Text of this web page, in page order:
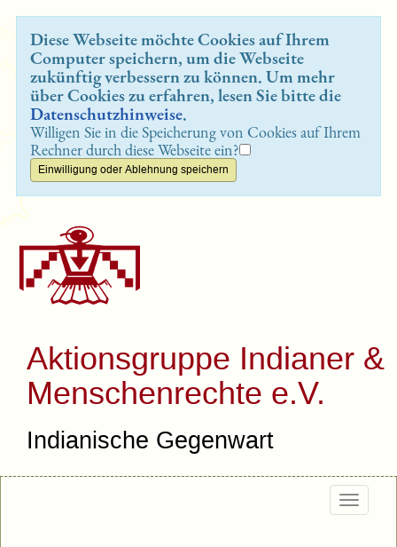
Diese Webseite möchte Cookies auf Ihrem
Computer speichern, um die Webseite
zukünftig verbessern zu können. Um mehr
über Cookies zu erfahren, lesen Sie bitte die
Datenschutzhinweise.
Willigen Sie in die Speicherung von Cookies auf Ihrem
Rechner durch diese Webseite ein?
Aktionsgruppe Indianer &
Menschenrechte e.V.
Indianische Gegenwart